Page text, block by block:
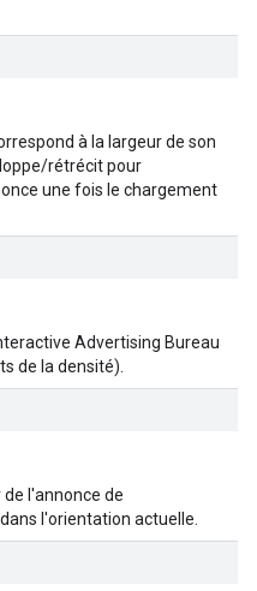
à la largeur de son
rétrécit pour
une fois le chargement
Advertising Bureau
de la densité).
l'annonce de
l'orientation actuelle.